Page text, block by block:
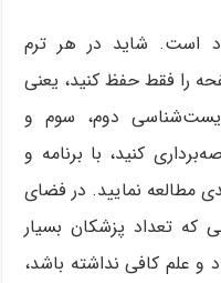
است. شاید در هر ترم
ماه) باید ۱۰۰۰ تا ۱۲۰۰ صفحه را فقط حفظ کنید، یعنی
دوم، سوم و
کنید، با برنامه و
مطالعه نمایید. در فضای
که تعداد پزشکان بسیار
علم کافی نداشته باشد،